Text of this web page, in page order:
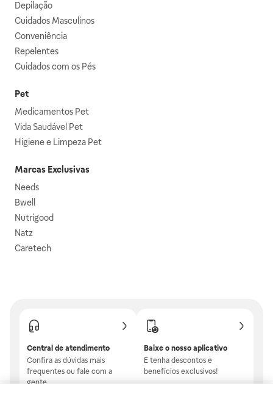
Depilação
Cuidados Masculinos
Conveniência
Repelentes
Cuidados com os Pés
Pet
Medicamentos Pet
Vida Saudável Pet
Higiene e Limpeza Pet
Marcas Exclusivas
Needs
Bwell
Nutrigood
Natz
Caretech
Central de atendimento
Confira as dúvidas mais
frequentes ou fale com a
gente.
Baixe o nosso aplicativo
E tenha descontos e
benefícios exclusivos!